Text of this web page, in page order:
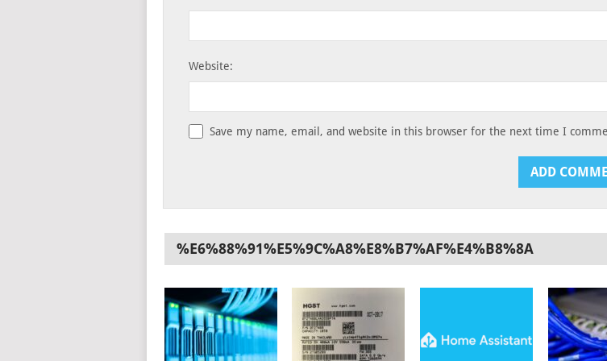
Website:
Save my name, email, and website in this browser for the next time I
%E6%88%91%E5%9C%A8%E8%B7%AF%E4%B8%8A